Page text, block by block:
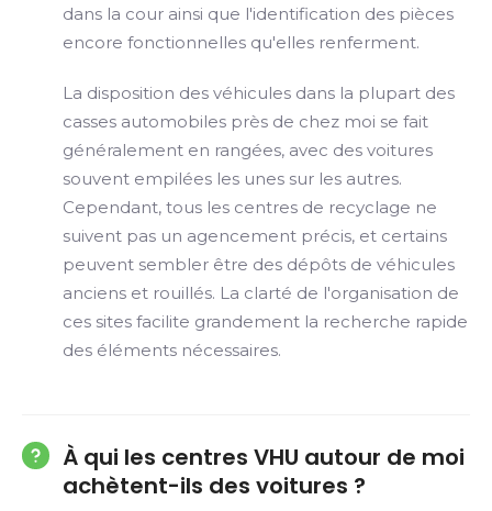
dans la cour ainsi que l'identification des pièces
encore fonctionnelles qu'elles renferment.
La disposition des véhicules dans la plupart des
casses automobiles près de chez moi se fait
généralement en rangées, avec des voitures
souvent empilées les unes sur les autres.
Cependant, tous les centres de recyclage ne
suivent pas un agencement précis, et certains
peuvent sembler être des dépôts de véhicules
anciens et rouillés. La clarté de l'organisation de
ces sites facilite grandement la recherche rapide
des éléments nécessaires.
À qui les centres VHU autour de moi
achètent-ils des voitures ?